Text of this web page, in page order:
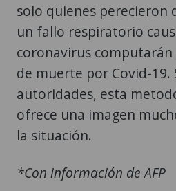
solo quienes
un fallo respiratorio
coronavirus computarán
de muerte por Covid-19.
autoridades, esta
ofrece una imagen
la situación.
*Con información de AFP